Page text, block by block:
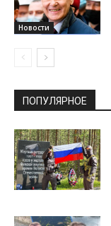
Новости
ПОПУЛЯРНОЕ